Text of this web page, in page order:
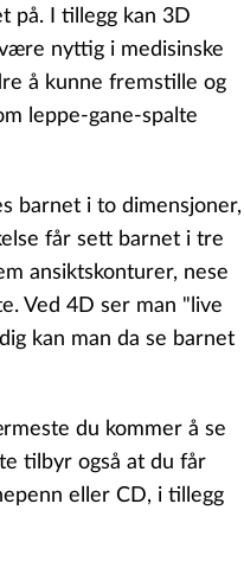
på. I tillegg kan 3D
nyttig i medisinske
å kunne fremstille og
leppe-gane-spalte
barnet i to dimensjoner,
får sett barnet i tre
ansiktskonturer, nese
Ved 4D ser man "live
kan man da se barnet
du kommer å se
tilbyr også at du får
eller CD, i tillegg